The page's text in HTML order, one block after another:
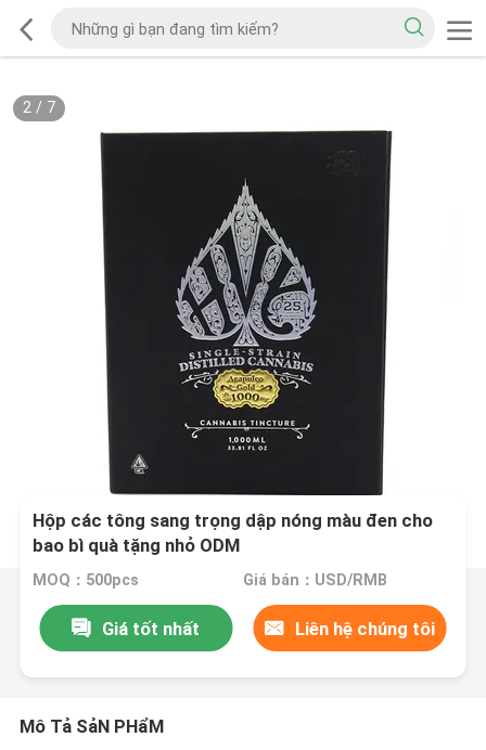
2/ 7
Hộp các tông sang trọng dập nóng màu đen cho
bao bì quà tặng nhỏ ODM
MOQ：500pcs Giá bán：USD/RMB
Giá tốt nhất Liên hệ chúng tôi
Mô Tả SảN PHẩM